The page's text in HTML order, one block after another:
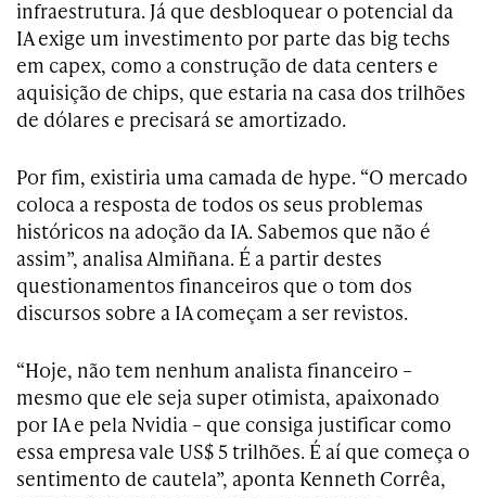
infraestrutura. Já que desbloquear o potencial da
IA exige um investimento por parte das big techs
em capex, como a construção de data centers e
aquisição de chips, que estaria na casa dos trilhões
de dólares e precisará se amortizado.
Por fim, existiria uma camada de hype. “O mercado
coloca a resposta de todos os seus problemas
históricos na adoção da IA. Sabemos que não é
assim”, analisa Almiñana. É a partir destes
questionamentos financeiros que o tom dos
discursos sobre a IA começam a ser revistos.
“Hoje, não tem nenhum analista financeiro –
mesmo que ele seja super otimista, apaixonado
por IA e pela Nvidia – que consiga justificar como
essa empresa vale US$ 5 trilhões. É aí que começa o
sentimento de cautela”, aponta Kenneth Corrêa,